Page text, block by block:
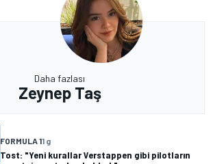
Daha fazlası
Zeynep Taş
FORMULA 11 g
Tost: "Yeni kurallar Verstappen gibi pilotların